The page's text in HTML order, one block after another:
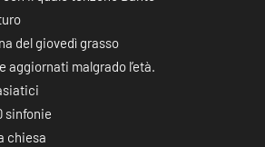
del giovedì grasso
aggiornati malgrado l’età.
sinfonie
chiesa